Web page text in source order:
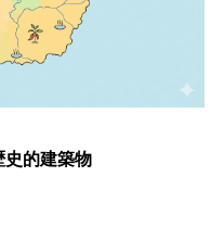
史的建築物